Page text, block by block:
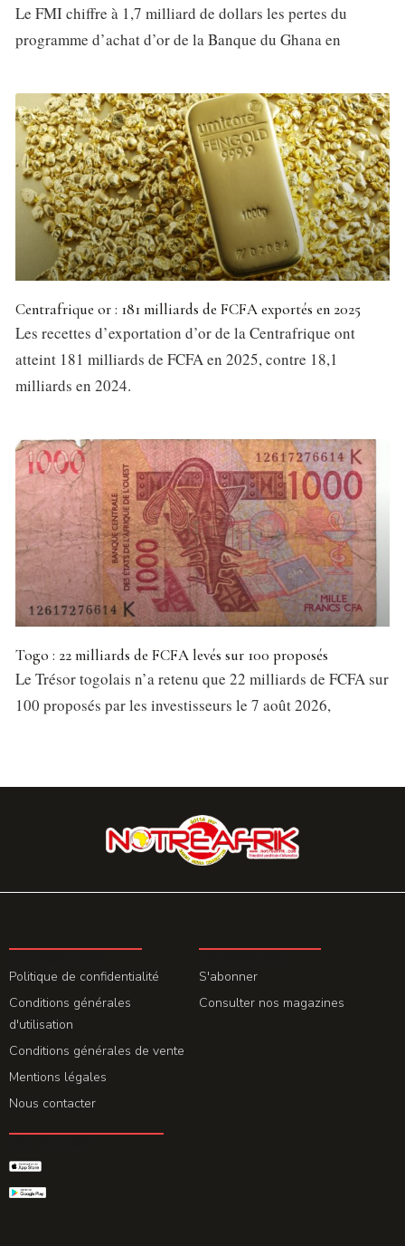
Le FMI chiffre à 1,7 milliard de dollars les pertes du
programme d’achat d’or de la Banque du Ghana en
Centrafrique or : 181 milliards de FCFA exportés en 2025
Les recettes d’exportation d’or de la Centrafrique ont
atteint 181 milliards de FCFA en 2025, contre 18,1
milliards en 2024.
Togo : 22 milliards de FCFA levés sur 100 proposés
Le Trésor togolais n’a retenu que 22 milliards de FCFA sur
100 proposés par les investisseurs le 7 août 2026,
Politique de confidentialité
Conditions générales
d'utilisation
Conditions générales de vente
Mentions légales
Nous contacter
S'abonner
Consulter nos magazines